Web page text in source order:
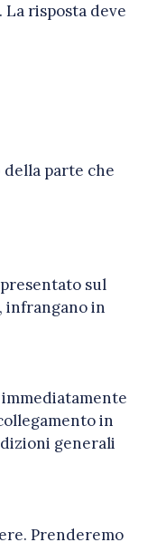
risposta deve
parte che
sul
infrangano in
in
generali
Prenderemo